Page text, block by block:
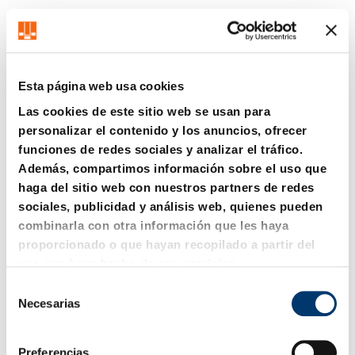
Esta página web usa cookies
Las cookies de este sitio web se usan para
personalizar el contenido y los anuncios, ofrecer
funciones de redes sociales y analizar el tráfico.
Además, compartimos información sobre el uso que
haga del sitio web con nuestros partners de redes
sociales, publicidad y análisis web, quienes pueden
combinarla con otra información que les haya
proporcionado o que hayan recopilado a partir del
Necesarias
2470.10._.1 Perno de
presión con muelle,
fuerza del muelle normal,
VDI 3004, Marcaje:
2470.10._.2 Perno de
presión con muelle,
fuerza del muelle
aumentada, VDI 3004,